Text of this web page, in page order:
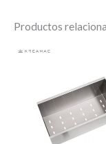
Productos